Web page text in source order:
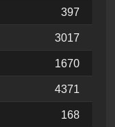
397
3017
1670
4371
168